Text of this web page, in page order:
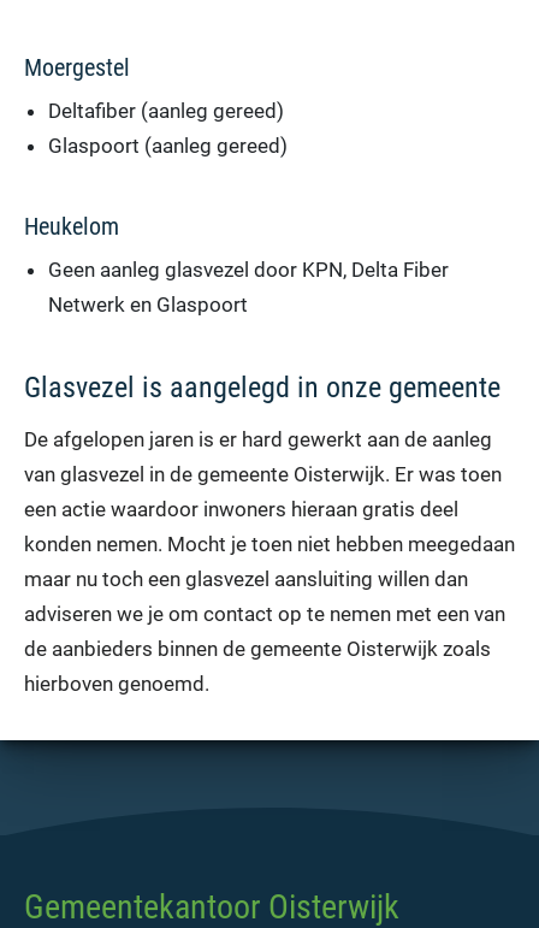
Moergestel
Deltafiber (aanleg gereed)
Glaspoort (aanleg gereed)
Heukelom
Geen aanleg glasvezel door KPN, Delta Fiber
Netwerk en Glaspoort
Glasvezel is aangelegd in onze gemeente
De afgelopen jaren is er hard gewerkt aan de aanleg
van glasvezel in de gemeente Oisterwijk. Er was toen
een actie waardoor inwoners hieraan gratis deel
konden nemen. Mocht je toen niet hebben meegedaan
maar nu toch een glasvezel aansluiting willen dan
adviseren we je om contact op te nemen met een van
de aanbieders binnen de gemeente Oisterwijk zoals
hierboven genoemd.
Gemeentekantoor Oisterwijk